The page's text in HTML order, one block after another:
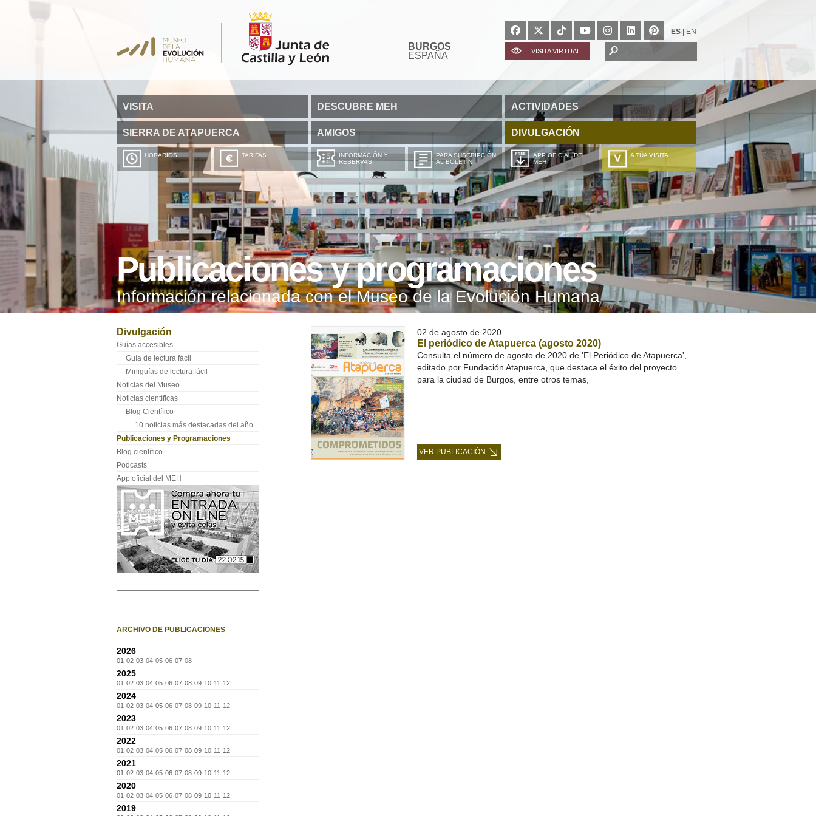
BURGOS
ESPAÑA
ES EN
VISITA VIRTUAL
VISITA DESCUBRE MEH ACTIVIDADES
SIERRA DE ATAPUERCA AMIGOS DIVULGACIÓN
HORARIOS TARIFAS
INFORMACIÓN Y
RESERVAS
PARA SUSCRIPCIÓN
AL BOLETÍN
APP OFICIAL DEL
MEH
A TÚA VISITA
ZURE BISITALDIA
VOTRE VISITE
DEIN BESUCH
LA VOSTRA VISITA
A SUA VISITA
您的訪問
Publicaciones y programaciones
Información relacionada con el Museo de la Evolución Humana
Divulgación
Guías accesibles
Guía de lectura fácil
Miniguías de lectura fácil
Noticias del Museo
Noticias científicas
Blog Científico
10 noticias más destacadas del año
Publicaciones y Programaciones
Blog científico
Podcasts
App oficial del MEH
ARCHIVO DE PUBLICACIONES
2026
01 02 03 04 05 06 07 08
2025
01 02 03 04 05 06 07 08 09 10 11 12
2024
01 02 03 04 05 06 07 08 09 10 11 12
2023
01 02 03 04 05 06 07 08 09 10 11 12
2022
01 02 03 04 05 06 07 08 09 10 11 12
2021
01 02 03 04 05 06 07 08 09 10 11 12
2020
01 02 03 04 05 06 07 08 09 10 11 12
2019
02 de agosto de 2020
El periódico de Atapuerca (agosto 2020)
Consulta el número de agosto de 2020 de 'El Periódico de Atapuerca',
editado por Fundación Atapuerca, que destaca el éxito del proyecto
para la ciudad de Burgos, entre otros temas,
VER PUBLICACIÓN